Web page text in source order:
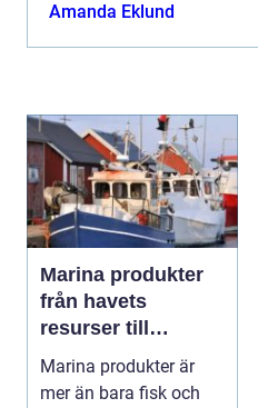
Amanda Eklund
Marina produkter
från havets
resurser till
hållbara
upplevelser
Marina produkter är
mer än bara fisk och